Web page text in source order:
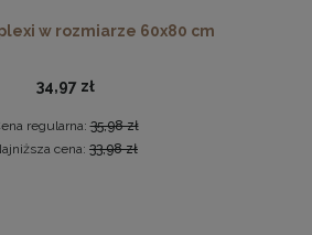
na zdjęcia, obrazy w rozmiarze
44,99 zł
DO KOSZYKA
w rozmiarze 60x80 cm
34,97 zł
regularna:35,98 zł
cena: 33,98 zł